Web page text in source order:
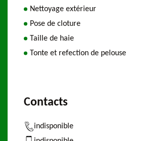
Nettoyage extérieur
Pose de cloture
Taille de haie
Tonte et refection de pelouse
Contacts
indisponible